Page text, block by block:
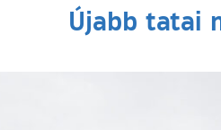
Újabb tatai